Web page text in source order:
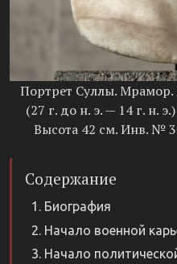
Портрет Суллы. Мрамор.
(27 г. до н. э. — 14 г. н.
Высота 42 см. Инв. №
Содержание
Биография
Начало военной
Начало